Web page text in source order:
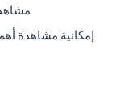
إمكانية مشاهدة